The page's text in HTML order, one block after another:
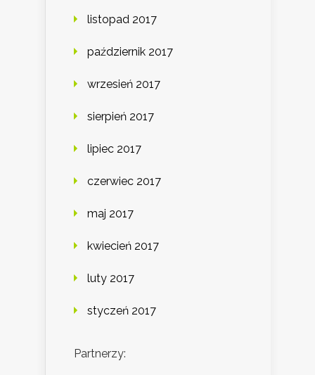
listopad 2017
październik 2017
wrzesień 2017
sierpień 2017
lipiec 2017
czerwiec 2017
maj 2017
kwiecień 2017
luty 2017
styczeń 2017
Partnerzy: